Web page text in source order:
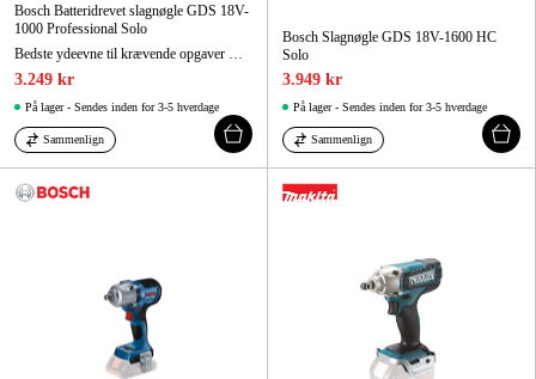
Bosch Batteridrevet slagnøgle GDS 18V-
1000 Professional Solo
Bedste ydeevne til krævende opgaver med et tilspændingsmoment på 1.000 Nm
3.249 kr
På lager - Sendes inden for 3-5 hverdage
Sammenlign
Bosch Slagnøgle GDS 18V-1600 HC
Solo
3.949 kr
På lager - Sendes inden for 3-5 hverdage
Sammenlign